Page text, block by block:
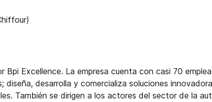
Excellence. La empresa cuenta con casi 70
desarrolla y comercializa soluciones
También se dirigen a los actores del sector de la